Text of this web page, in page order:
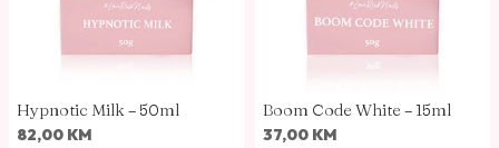
Hypnotic Milk – 50ml
82,00 KM
Boom Code White – 15ml
37,00 KM